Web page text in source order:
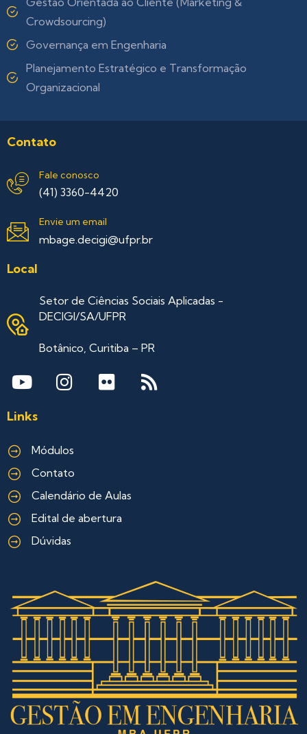
Crowdsourcing)
Governança em Engenharia
Planejamento Estratégico e Transformação
Organizacional
Contato
Fale conosco
(41) 3360-4420
Envie um email
mbage.decigi@ufpr.br
Local
Setor de Ciências Sociais Aplicadas -
DECIGI/SA/UFPR
Botânico, Curitiba – PR
Links
Módulos
Contato
Calendário de Aulas
Edital de abertura
Dúvidas